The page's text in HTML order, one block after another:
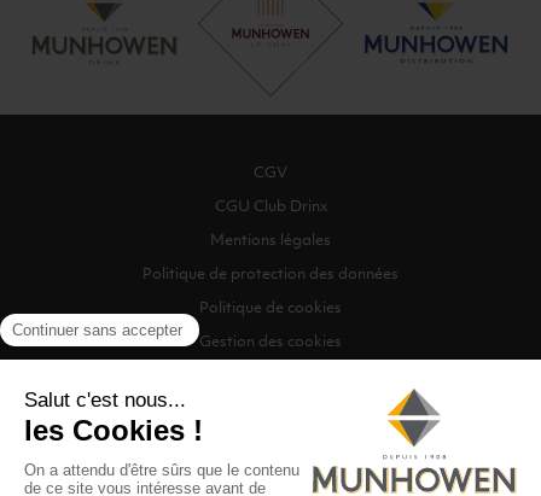
CGV
CGU Club Drinx
Mentions légales
Politique de protection des données
Politique de cookies
Gestion des cookies
©2026 Munhowen Drinx / Tous droits réservés
Digitalised by